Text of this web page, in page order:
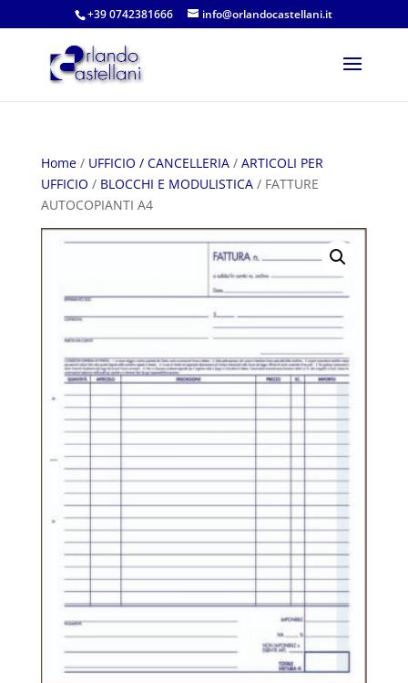
+39 0742381666 info@orlandocastellani.it
Home/ UFFICIO / CANCELLERIA/ ARTICOLI PER
UFFICIO / BLOCCHI E MODULISTICA/ FATTURE
AUTOCOPIANTI A4